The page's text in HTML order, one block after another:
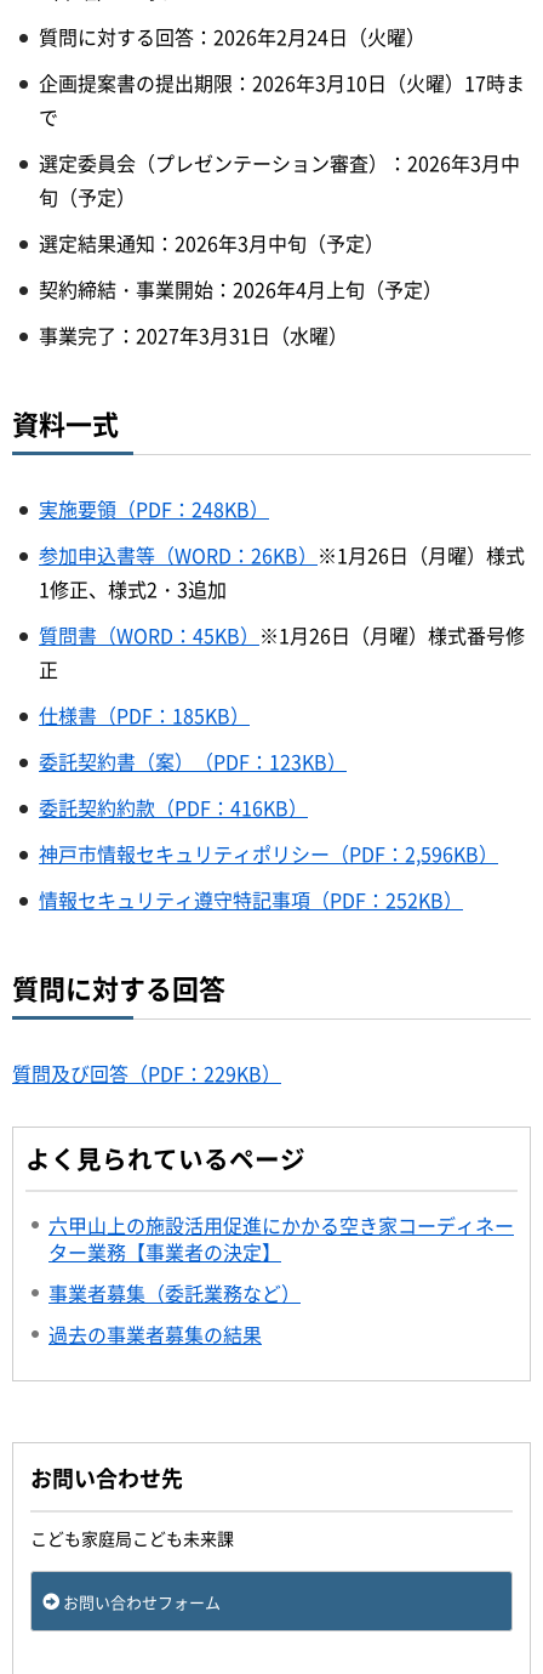
質問に対する回答：2026年2月24日（火曜）
企画提案書の提出期限：2026年3月10日（火曜）17時ま
で
選定委員会（プレゼンテーション審査）：2026年3月中
旬（予定）
選定結果通知：2026年3月中旬（予定）
契約締結・事業開始：2026年4月上旬（予定）
事業完了：2027年3月31日（水曜）
資料一式
実施要領（PDF：248KB）
参加申込書等（WORD：26KB） ※1月26日（月曜）様式
1修正、様式2・3追加
質問書（WORD：45KB） ※1月26日（月曜）様式番号修
正
仕様書（PDF：185KB）
委託契約書（案）（PDF：123KB）
委託契約約款（PDF：416KB）
神戸市情報セキュリティポリシー（PDF：2,596KB）
情報セキュリティ遵守特記事項（PDF：252KB）
質問に対する回答
質問及び回答（PDF：229KB）
よく見られているページ
六甲山上の施設活用促進にかかる空き家コーディネー
ター業務【事業者の決定】
事業者募集（委託業務など）
過去の事業者募集の結果
お問い合わせ先
こども家庭局こども未来課
お問い合わせフォーム